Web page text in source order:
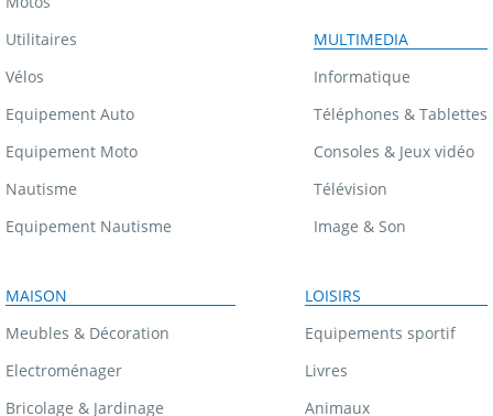
Utilitaires
Vélos
Equipement Auto
Equipement Moto
Nautisme
Equipement Nautisme
MULTIMEDIA
Informatique
Téléphones & Tablettes
Consoles & Jeux vidéo
Télévision
Image & Son
MAISON
Meubles & Décoration
Electroménager
Bricolage & Jardinage
LOISIRS
Equipements sportif
Livres
Animaux